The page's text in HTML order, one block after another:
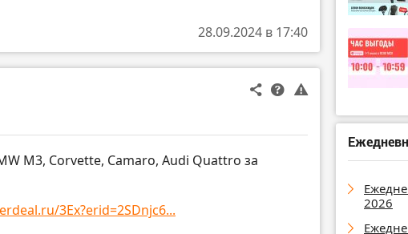
28.09.2024 в 17:40
M3, Corvette, Camaro, Audi Quattro за
3Ex?erid=2SDnjc6...
2026